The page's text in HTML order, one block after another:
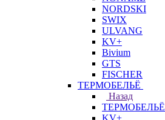
NORDSKI
SWIX
ULVANG
KV+
Bivium
GTS
FISCHER
ТЕРМОБЕЛЬЁ
Назад
ТЕРМОБЕЛЬЁ
KV+